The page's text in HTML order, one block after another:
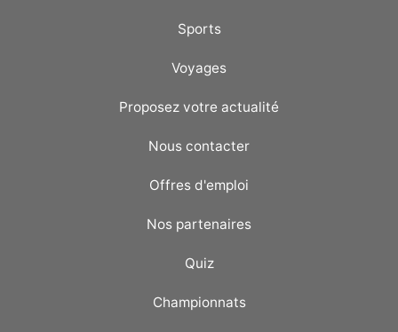
Sports
Voyages
Proposez votre actualité
Nous contacter
Offres d'emploi
Nos partenaires
Quiz
Championnats